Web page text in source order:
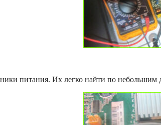
питания. Их легко найти по небольшим